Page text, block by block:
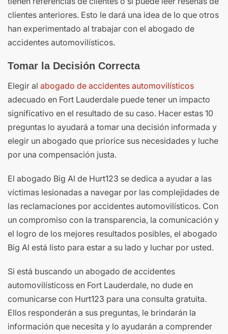
clientes anteriores. Esto le dará una idea de lo que otros
han experimentado al trabajar con el abogado de
accidentes automovilísticos.
Tomar la Decisión Correcta
Elegir al abogado de accidentes automovilísticos
adecuado en Fort Lauderdale puede tener un impacto
significativo en el resultado de su caso. Hacer estas 10
preguntas lo ayudará a tomar una decisión informada y
elegir un abogado que priorice sus necesidades y luche
por una compensación justa.
El abogado Big Al de Hurt123 se dedica a ayudar a las
víctimas lesionadas a navegar por las complejidades de
las reclamaciones por accidentes automovilísticos. Con
un compromiso con la transparencia, la comunicación y
el logro de los mejores resultados posibles, el abogado
Big Al está listo para estar a su lado y luchar por usted.
Si está buscando un abogado de accidentes
automovilísticoss en Fort Lauderdale, no dude en
comunicarse con Hurt123 para una consulta gratuita.
Ellos responderán a sus preguntas, le brindarán la
información que necesita y lo ayudarán a comprender